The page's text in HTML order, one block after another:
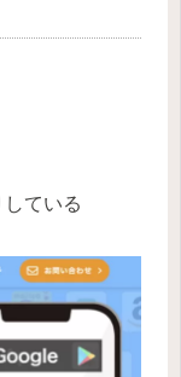
ている